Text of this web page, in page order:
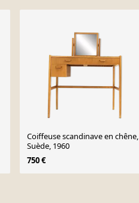
Coiffeuse scandinave en chêne,
Suède, 1960
750 €